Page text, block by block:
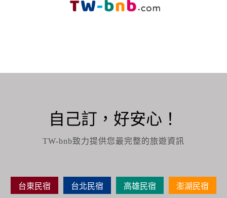
自己訂，好安心！
TW-bnb致力提供您最完整的旅遊資訊
台東民宿 台北民宿 高雄民宿 澎湖民宿